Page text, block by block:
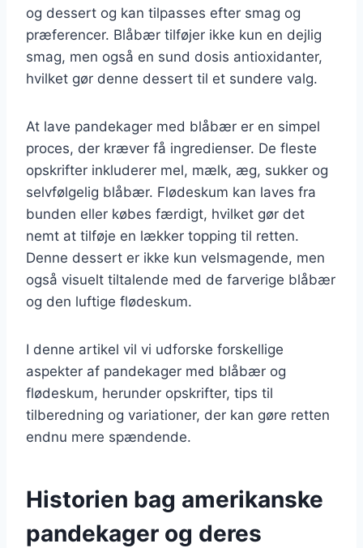
og dessert og kan tilpasses efter smag og
præferencer. Blåbær tilføjer ikke kun en dejlig
smag, men også en sund dosis antioxidanter,
hvilket gør denne dessert til et sundere valg.
At lave pandekager med blåbær er en simpel
proces, der kræver få ingredienser. De fleste
opskrifter inkluderer mel, mælk, æg, sukker og
selvfølgelig blåbær. Flødeskum kan laves fra
bunden eller købes færdigt, hvilket gør det
nemt at tilføje en lækker topping til retten.
Denne dessert er ikke kun velsmagende, men
også visuelt tiltalende med de farverige blåbær
og den luftige flødeskum.
I denne artikel vil vi udforske forskellige
aspekter af pandekager med blåbær og
flødeskum, herunder opskrifter, tips til
tilberedning og variationer, der kan gøre retten
endnu mere spændende.
Historien bag amerikanske
pandekager og deres